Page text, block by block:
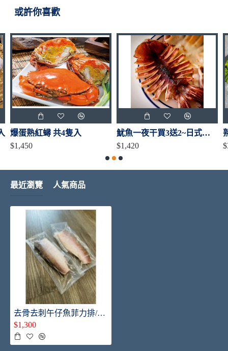
或許你喜歡
爆蛋熟紅蟳 共4隻入
$1,450
魷魚一夜干買3送2~日式居酒屋御用
$1,420
最近瀏覽 人氣商品
去骨去刺午仔魚菲力排/8片入
$1,300